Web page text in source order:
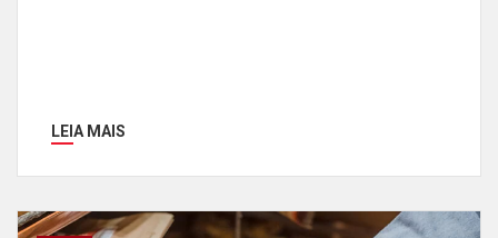
LEIA MAIS